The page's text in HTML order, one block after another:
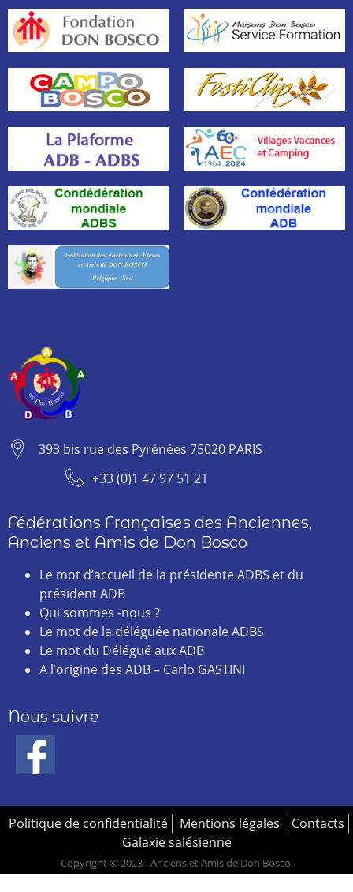
393 bis rue des Pyrénées 75020 PARIS
+33 (0)1 47 97 51 21
Fédérations Françaises des Anciennes,
Anciens et Amis de Don Bosco
Le mot d’accueil de la présidente ADBS et du
président ADB
Qui sommes -nous ?
Le mot de la déléguée nationale ADBS
Le mot du Délégué aux ADB
A l’origine des ADB – Carlo GASTINI
Nous suivre
Politique de confidentialité Mentions légales
Contacts
Galaxie salésienne
Copyright © 2023 - Anciens et Amis de Don Bosco.